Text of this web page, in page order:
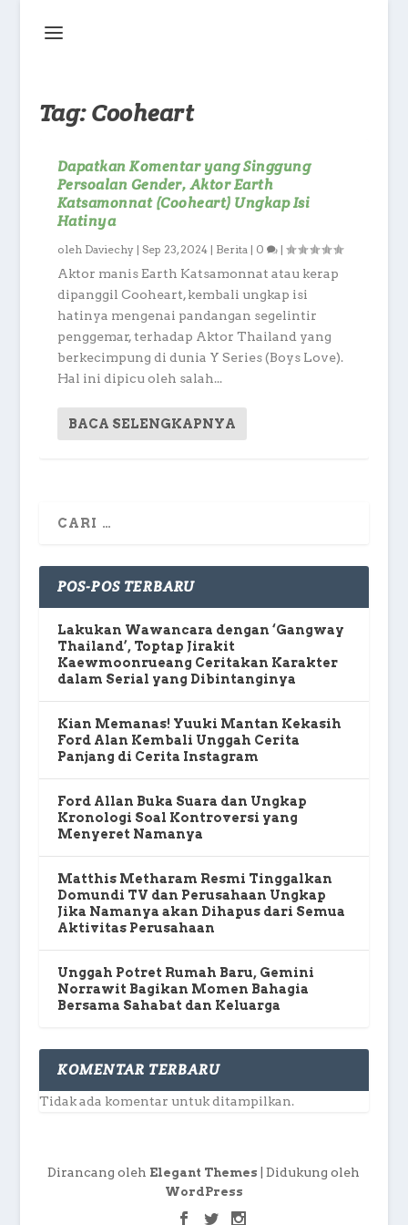
Tag:Cooheart
Dapatkan Komentar yang Singgung
Persoalan Gender, Aktor Earth
Katsamonnat (Cooheart) Ungkap Isi
Hatinya
oleh Daviechy| Sep 23, 2024| Berita| 0 |
Aktor manis Earth Katsamonnat atau kerap
dipanggil Cooheart, kembali ungkap isi
hatinya mengenai pandangan segelintir
penggemar, terhadap Aktor Thailand yang
berkecimpung di dunia Y Series (Boys Love).
Hal ini dipicu oleh salah...
BACA SELENGKAPNYA
POS-POS TERBARU
Lakukan Wawancara dengan ‘Gangway
Thailand’, Toptap Jirakit
Kaewmoonrueang Ceritakan Karakter
dalam Serial yang Dibintanginya
Kian Memanas! Yuuki Mantan Kekasih
Ford Alan Kembali Unggah Cerita
Panjang di Cerita Instagram
Ford Allan Buka Suara dan Ungkap
Kronologi Soal Kontroversi yang
Menyeret Namanya
Matthis Metharam Resmi Tinggalkan
Domundi TV dan Perusahaan Ungkap
Jika Namanya akan Dihapus dari Semua
Aktivitas Perusahaan
Unggah Potret Rumah Baru, Gemini
Norrawit Bagikan Momen Bahagia
Bersama Sahabat dan Keluarga
KOMENTAR TERBARU
Tidak ada komentar untuk ditampilkan.
Dirancang oleh Elegant Themes | Didukung oleh
WordPress